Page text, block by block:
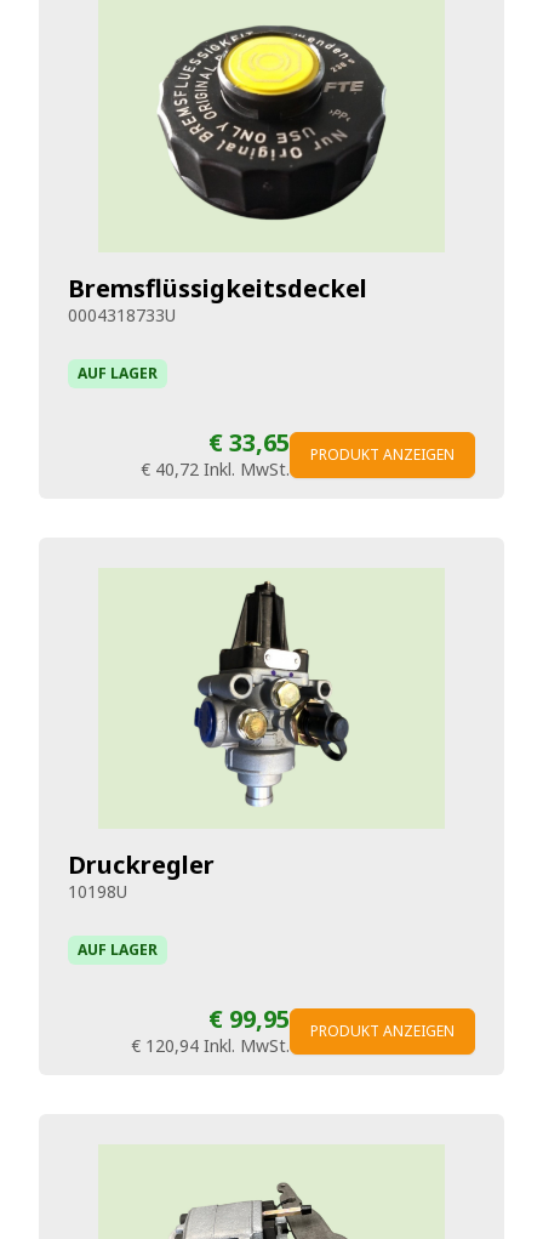
Bremsflüssigkeitsdeckel
0004318733U
AUF LAGER
€ 33,65
€ 40,72 Inkl. MwSt.
PRODUKT ANZEIGEN
Druckregler
10198U
AUF LAGER
€ 99,95
€ 120,94 Inkl. MwSt.
PRODUKT ANZEIGEN